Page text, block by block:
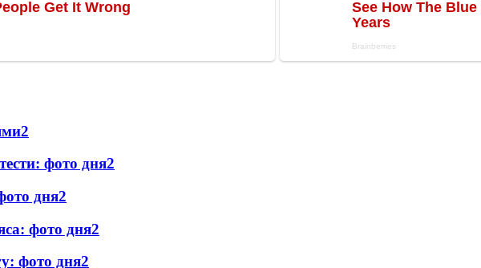
2
фото дня2
дня2
фото дня2
фото дня2